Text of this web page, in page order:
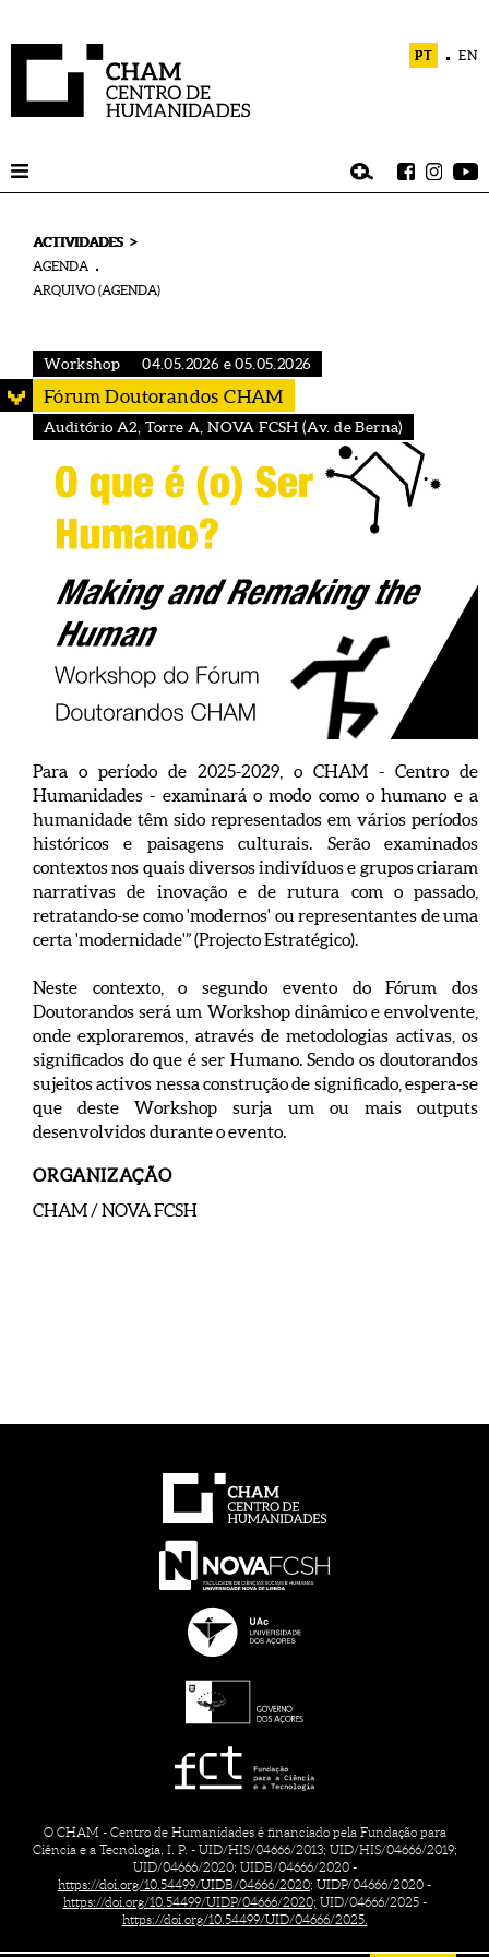
PT EN
ACTIVIDADES >
AGENDA
ARQUIVO (AGENDA)
Workshop 04.05.2026 e 05.05.2026
Fórum Doutorandos CHAM
Auditório A2, Torre A, NOVA FCSH (Av. de Berna)
Para o período de 2025-2029, o CHAM - Centro de
Humanidades - examinará o modo como o humano e a
humanidade têm sido representados em vários períodos
históricos e paisagens culturais. Serão examinados
contextos nos quais diversos indivíduos e grupos criaram
narrativas de inovação e de rutura com o passado,
retratando-se como 'modernos' ou representantes de uma
certa 'modernidade'” (Projecto Estratégico).
Neste contexto, o segundo evento do Fórum dos
Doutorandos será um Workshop dinâmico e envolvente,
onde exploraremos, através de metodologias activas, os
significados do que é ser Humano. Sendo os doutorandos
sujeitos activos nessa construção de significado, espera-se
que deste Workshop surja um ou mais outputs
desenvolvidos durante o evento.
ORGANIZAÇÃO
CHAM / NOVA FCSH
O CHAM - Centro de Humanidades é financiado pela Fundação para
Ciência e a Tecnologia, I. P. - UID/HIS/04666/2013; UID/HIS/04666/2019;
UID/04666/2020; UIDB/04666/2020 -
https://doi.org/10.54499/UIDB/04666/2020; UIDP/04666/2020 -
https://doi.org/10.54499/UIDP/04666/2020; UID/04666/2025 -
https://doi.org/10.54499/UID/04666/2025.